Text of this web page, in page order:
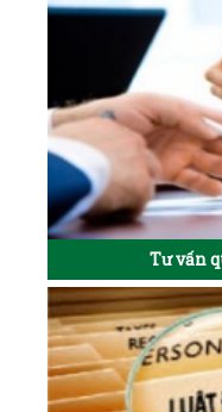
Tư vấn